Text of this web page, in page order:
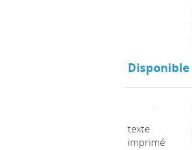
Disponible
texte
imprimé